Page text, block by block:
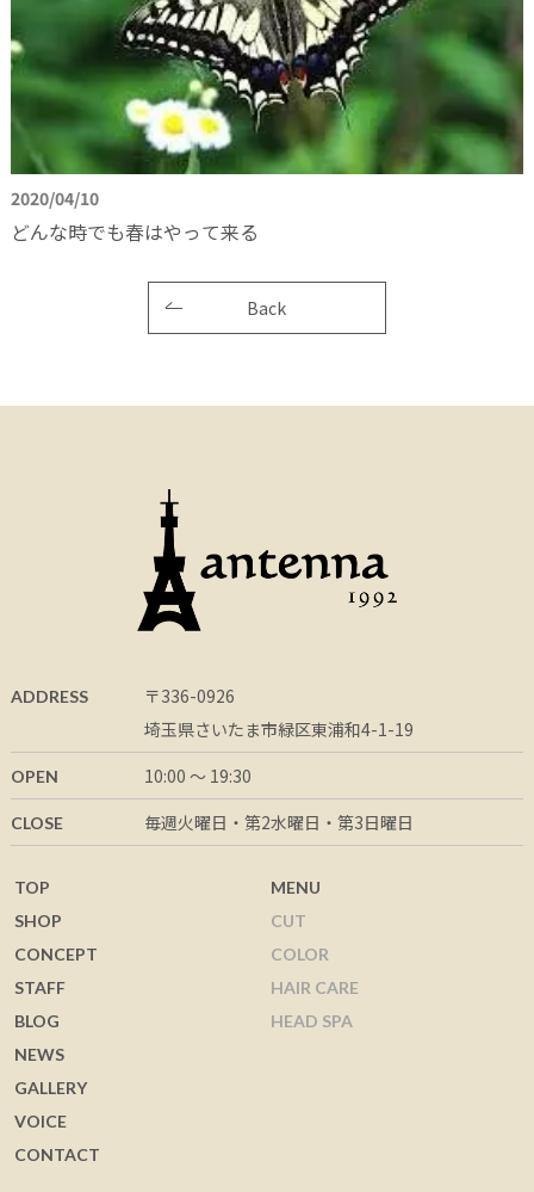
2020/04/10
どんな時でも春はやって来る
Back
ADDRESS
〒336-0926
埼玉県さいたま市緑区東浦和4-1-19
OPEN 10:00 ～ 19:30
CLOSE 毎週火曜日・第2水曜日・第3日曜日
TOP
SHOP
CONCEPT
STAFF
BLOG
NEWS
MENU
CUT
COLOR
HAIR CARE
HEAD SPA
GALLERY
VOICE
CONTACT